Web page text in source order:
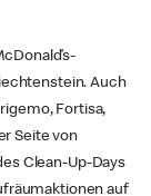
Auch
Fortisa,
Seite von
Clean-Up-Days
auf